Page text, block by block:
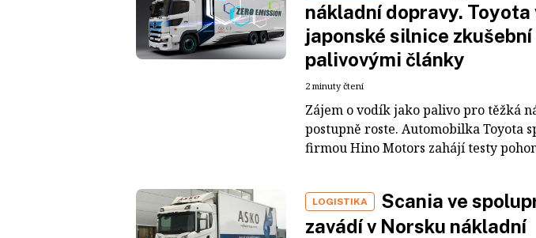
nákladní dopravy. Toyota
japonské silnice
palivovými články
2 minuty čtení
Zájem o vodík jako palivo pro těžká
postupně roste. Automobilka Toyota
firmou Hino Motors zahájí testy
LOGISTIKA
Scania ve
zavádí v Norsku nákladní